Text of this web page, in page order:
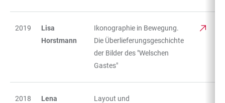
2019
Lisa
Horstmann
Ikonographie in Bewegung.
Die Überlieferungsgeschichte
der Bilder des "Welschen
Gastes"
2018
Lena
Layout und